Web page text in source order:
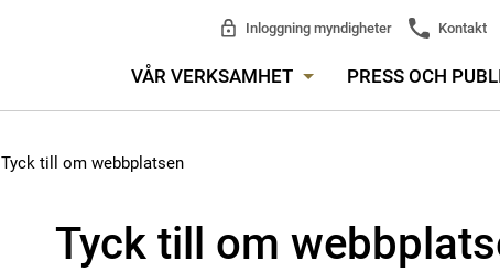
Inloggning myndigheter Kontakt
VÅR VERKSAMHET PRESS OCH
Tyck till om webbplatsen
Tyck till om